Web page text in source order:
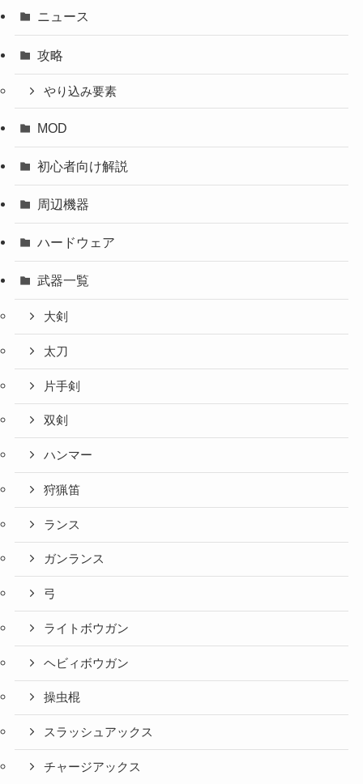
ニュース
攻略
やり込み要素
MOD
初心者向け解説
周辺機器
ハードウェア
武器一覧
大剣
太刀
片手剣
双剣
ハンマー
狩猟笛
ランス
ガンランス
弓
ライトボウガン
ヘビィボウガン
操虫棍
スラッシュアックス
チャージアックス